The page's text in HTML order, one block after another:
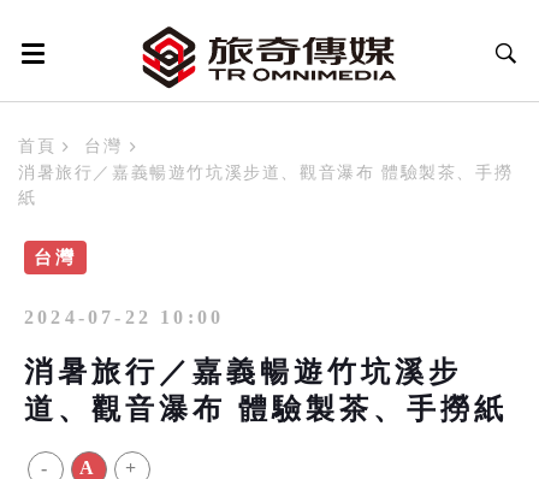
首頁
台灣
消暑旅行／嘉義暢遊竹坑溪步道、觀音瀑布 體驗製茶、手撈
紙
台灣
2024-07-22 10:00
消暑旅行／嘉義暢遊竹坑溪步
道、觀音瀑布 體驗製茶、手撈紙
- A +